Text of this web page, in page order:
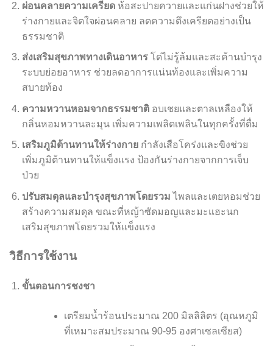
ผ่อนคลายความเครียดห้อสะปายควายและแก่นฝางช่วยให้
ร่างกายและจิตใจผ่อนคลาย ลดความตึงเครียดอย่างเป็น
ธรรมชาติ
ส่งเสริมสุขภาพทางเดินอาหารโด่ไม่รู้ล้มและสะค้านบำรุง
ระบบย่อยอาหาร ช่วยลดอาการแน่นท้องและเพิ่มความ
สบายท้อง
ความหวานหอมจากธรรมชาติอบเชยและตาลเหลืองให้
กลิ่นหอมหวานละมุน เพิ่มความเพลิดเพลินในทุกครั้งที่ดื่ม
เสริมภูมิต้านทานให้ร่างกายกำลังเสือโคร่งและขิงช่วย
เพิ่มภูมิต้านทานให้แข็งแรง ป้องกันร่างกายจากการเจ็บ
ป่วย
ปรับสมดุลและบำรุงสุขภาพโดยรวม ไพลและเตยหอมช่วย
สร้างความสมดุล ขณะที่หญ้าซัดมอญและมะแฮะนก
เสริมสุขภาพโดยรวมให้แข็งแรง
วิธีการใช้งาน
ขั้นตอนการชงชา
เตรียมน้ำร้อนประมาณ 200 มิลลิลิตร (อุณหภูมิ
ที่เหมาะสมประมาณ 90-95 องศาเซลเซียส)